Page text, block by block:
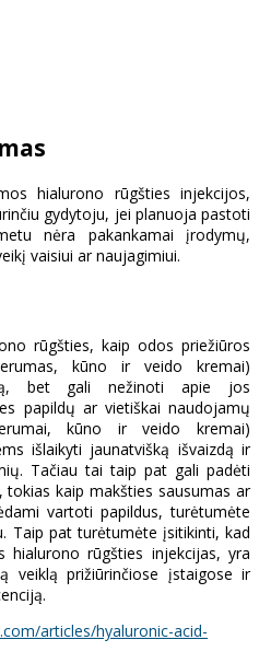
hialurono rūgšties injekcijos,
gydytoju, jei planuoja pastoti
nėra pakankamai įrodymų,
vaisiui ar naujagimiui.
rūgšties, kaip odos priežiūros
kūno ir veido kremai)
bet gali nežinoti apie jos
papildų ar vietiškai naudojamų
kūno ir veido kremai)
išlaikyti jaunatvišką išvaizdą ir
Tačiau tai taip pat gali padėti
tokias kaip makšties sausumas ar
vartoti papildus, turėtumėte
Taip pat turėtumėte įsitikinti, kad
hialurono rūgšties injekcijas, yra
veiklą prižiūrinčiose įstaigose ir
articles/hyaluronic-acid-